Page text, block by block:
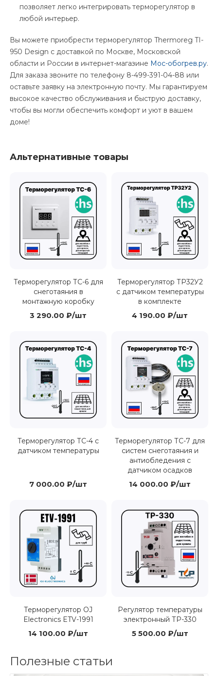
позволяет легко интегрировать терморегулятор в
любой интерьер.
Вы можете приобрести терморегулятор Thermoreg TI-
950 Design с доставкой по Москве, Московской
области и России в интернет-магазине Мос-обогрев.ру.
Для заказа звоните по телефону 8-499-391-04-88 или
оставьте заявку на электронную почту. Мы гарантируем
высокое качество обслуживания и быструю доставку,
чтобы вы могли обеспечить комфорт и уют в вашем
доме!
Альтернативные товары
Терморегулятор ТС-6 для
снеготаяния в
монтажную коробку
3 290.00 ₽/шт
Терморегулятор ТР32У2
с датчиком температуры
в комплекте
4 190.00 ₽/шт
Терморегулятор ТС-4 с
датчиком температуры
7 000.00 ₽/шт
Терморегулятор ТС-7 для
систем снеготаяния и
антиобледения с
датчиком осадков
14 000.00 ₽/шт
Терморегулятор OJ
Electronics ETV-1991
14 100.00 ₽/шт
Регулятор температуры
электронный ТР-330
5 500.00 ₽/шт
Полезные статьи